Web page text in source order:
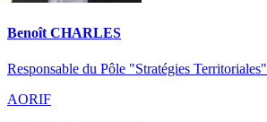
Benoît CHARLES
Responsable du Pôle "Stratégies Territoriales"
AORIF